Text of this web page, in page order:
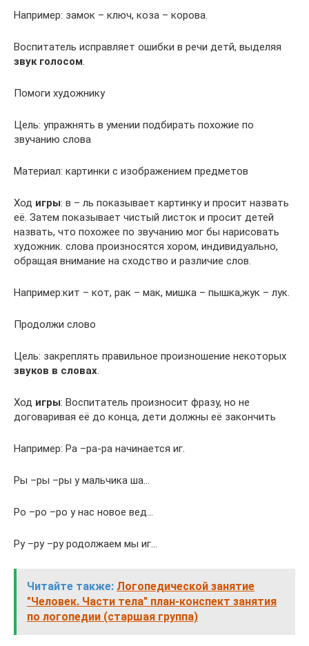
Например: замок – ключ, коза – корова.
Воспитатель исправляет ошибки в речи детй, выделяя
звук голосом.
Помоги художнику
Цель: упражнять в умении подбирать похожие по
звучанию слова
Материал: картинки с изображением предметов
Ход игры: в – ль показывает картинку и просит назвать
её. Затем показывает чистый листок и просит детей
назвать, что похожее по звучанию мог бы нарисовать
художник. слова произносятся хором, индивидуально,
обращая внимание на сходство и различие слов.
Например:кит – кот, рак – мак, мишка – пышка,жук – лук.
Продолжи слово
Цель: закреплять правильное произношение некоторых
звуков в словах.
Ход игры: Воспитатель произносит фразу, но не
договаривая её до конца, дети должны её закончить
Например: Ра –ра-ра начинается иг.
Ры –ры –ры у мальчика ша…
Ро –ро –ро у нас новое вед…
Ру –ру –ру родолжаем мы иг…
Читайте также: Логопедической занятие
"Человек. Части тела" план-конспект занятия
по логопедии (старшая группа)